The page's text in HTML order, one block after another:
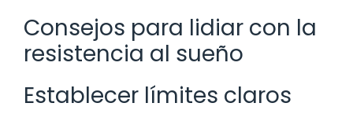
Consejos para lidiar con la
resistencia al sueño
Establecer límites claros